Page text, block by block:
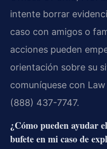
intente borrar
caso con amigos o
acciones pueden
orientación sobre su
comuníquese con
(888) 437-7747.
¿Cómo pueden ayudar
bufete en mi caso de